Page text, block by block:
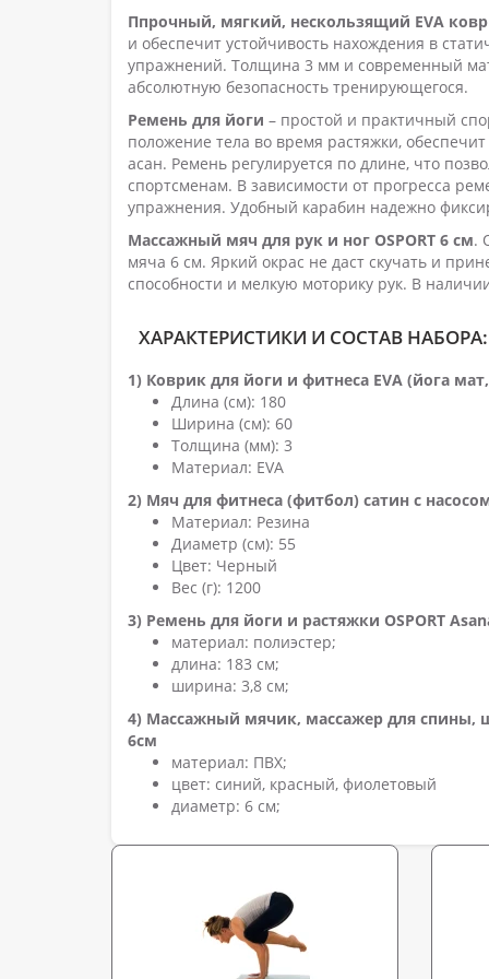
Ппрочный, мягкий, нескользящий EVA
и обеспечит устойчивость нахождения в
упражнений. Толщина 3 мм и современный
абсолютную безопасность тренирующегося.
Ремень для йоги – простой и практичный
положение тела во время растяжки,
асан. Ремень регулируется по длине, что
спортсменам. В зависимости от прогресса
упражнения. Удoбный кapaбин нaдeжнo
Массажный мяч для рук и ног OSPORT 6 см.
мяча 6 см. Яркий окрас не даст скучать и
способности и мелкую моторику рук. В
ХАРАКТЕРИСТИКИ И СОСТАВ НАБОРА:
1) Коврик для йоги и фитнеса EVA (йога
Длина (см): 180
Ширина (см): 60
Толщина (мм): 3
Материал: EVA
2) Мяч для фитнеса (фитбол) сатин с
Материал: Резина
Диаметр (см): 55
Цвет: Черный
Вес (г): 1200
3) Ремень для йоги и растяжки OSPORT
материал: полиэстер;
длина: 183 см;
ширина: 3,8 см;
4) Массажный мячик, массажер для спины,
6см
материал: ПВХ;
цвет: синий, красный, фиолетовый
диаметр: 6 см;